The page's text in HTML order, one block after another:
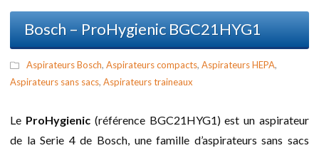
Bosch – ProHygienic BGC21HYG1
Aspirateurs Bosch, Aspirateurs compacts, Aspirateurs HEPA,
Aspirateurs sans sacs, Aspirateurs traineaux
Le ProHygienic(référence BGC21HYG1) est un aspirateur
de la Serie 4 de Bosch, une famille d’aspirateurs sans sacs